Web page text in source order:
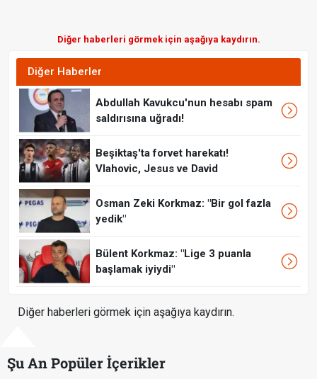
Diğer haberleri görmek için aşağıya kaydırın.
Diğer Haberler
Abdullah Kavukcu'nun hesabı spam
saldırısına uğradı!
Beşiktaş'ta forvet harekatı!
Vlahovic, Jesus ve David
Osman Zeki Korkmaz: "Bir gol fazla
yedik"
Bülent Korkmaz: "Lige 3 puanla
başlamak iyiydi"
Diğer haberleri görmek için aşağıya kaydırın.
Şu An Popüler İçerikler